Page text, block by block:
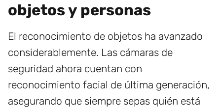
objetos y personas
El reconocimiento de objetos ha avanzado
considerablemente. Las cámaras de
seguridad ahora cuentan con
reconocimiento facial de última generación,
asegurando que siempre sepas quién está